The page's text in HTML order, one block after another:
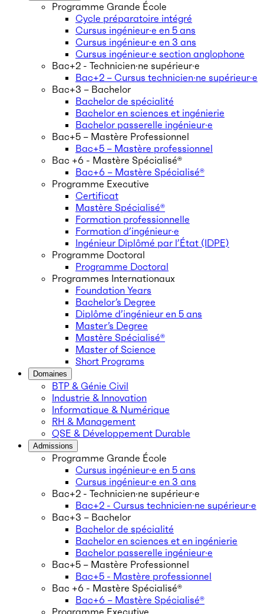
Programme Grande École
Cycle préparatoire intégré
Cursus ingénieur·e en 5 ans
Cursus ingénieur·e en 3 ans
Cursus ingénieur·e section anglophone
Bac+2 - Technicien·ne supérieur·e
Bac+2 – Cursus technicien·ne supérieur·e
Bac+3 – Bachelor
Bachelor de spécialité
Bachelor en sciences et ingénierie
Bachelor passerelle ingénieur·e
Bac+5 – Mastère Professionnel
Bac+5 – Mastère professionnel
Bac +6 - Mastère Spécialisé®
Bac+6 – Mastère Spécialisé®
Programme Executive
Certificat
Mastère Spécialisé®
Formation professionnelle
Formation d’ingénieur·e
Ingénieur Diplômé par l’État (IDPE)
Programme Doctoral
Programme Doctoral
Programmes Internationaux
Foundation Years
Bachelor’s Degree
Diplôme d’ingénieur en 5 ans
Master’s Degree
Mastère Spécialisé®
Master of Science
Short Programs
Domaines
BTP & Génie Civil
Industrie & Innovation
Informatique & Numérique
RH & Management
QSE & Développement Durable
Admissions
Programme Grande École
Cursus ingénieur·e en 5 ans
Cursus ingénieur·e en 3 ans
Bac+2 - Technicien·ne supérieur·e
Bac+2 - Cursus technicien·ne supérieur·e
Bac+3 – Bachelor
Bachelor de spécialité
Bachelor en sciences et en ingénierie
Bachelor passerelle ingénieur·e
Bac+5 – Mastère Professionnel
Bac+5 - Mastère professionnel
Bac +6 - Mastère Spécialisé®
Bac+6 – Mastère Spécialisé®
Programme Executive